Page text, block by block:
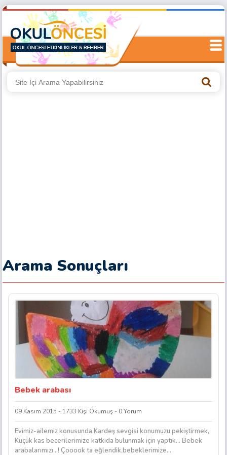
Arama Sonuçları
Bebek arabası
09 Kasım 2015 - 1733 Kişi Okumuş - 0 Yorum
Evimiz-ailemiz konusunda,Kardeş sevgisi konumuzu pekiştirmek,
Küçük kas becerilerimize katkıda bulunmak için yaptık… Bebek
arabalarımızı…! Çooook ta eğlendik,bebeklerimize...